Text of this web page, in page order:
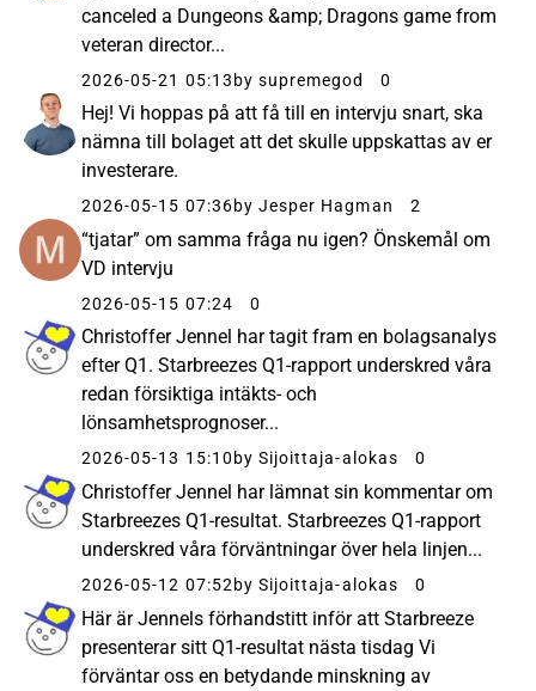
canceled a Dungeons &amp; Dragons game from
veteran director...
2026-05-21 05:13by supremegod 0
Hej! Vi hoppas på att få till en intervju snart, ska
nämna till bolaget att det skulle uppskattas av er
investerare.
2026-05-15 07:36by Jesper Hagman 2
“tjatar” om samma fråga nu igen? Önskemål om
VD intervju
2026-05-15 07:24 0
Christoffer Jennel har tagit fram en bolagsanalys
efter Q1. Starbreezes Q1-rapport underskred våra
redan försiktiga intäkts- och
lönsamhetsprognoser...
2026-05-13 15:10 by Sijoittaja-alokas 0
Christoffer Jennel har lämnat sin kommentar om
Starbreezes Q1-resultat. Starbreezes Q1-rapport
underskred våra förväntningar över hela linjen...
2026-05-12 07:52 by Sijoittaja-alokas 0
Här är Jennels förhandstitt inför att Starbreeze
presenterar sitt Q1-resultat nästa tisdag Vi
förväntar oss en betydande minskning av